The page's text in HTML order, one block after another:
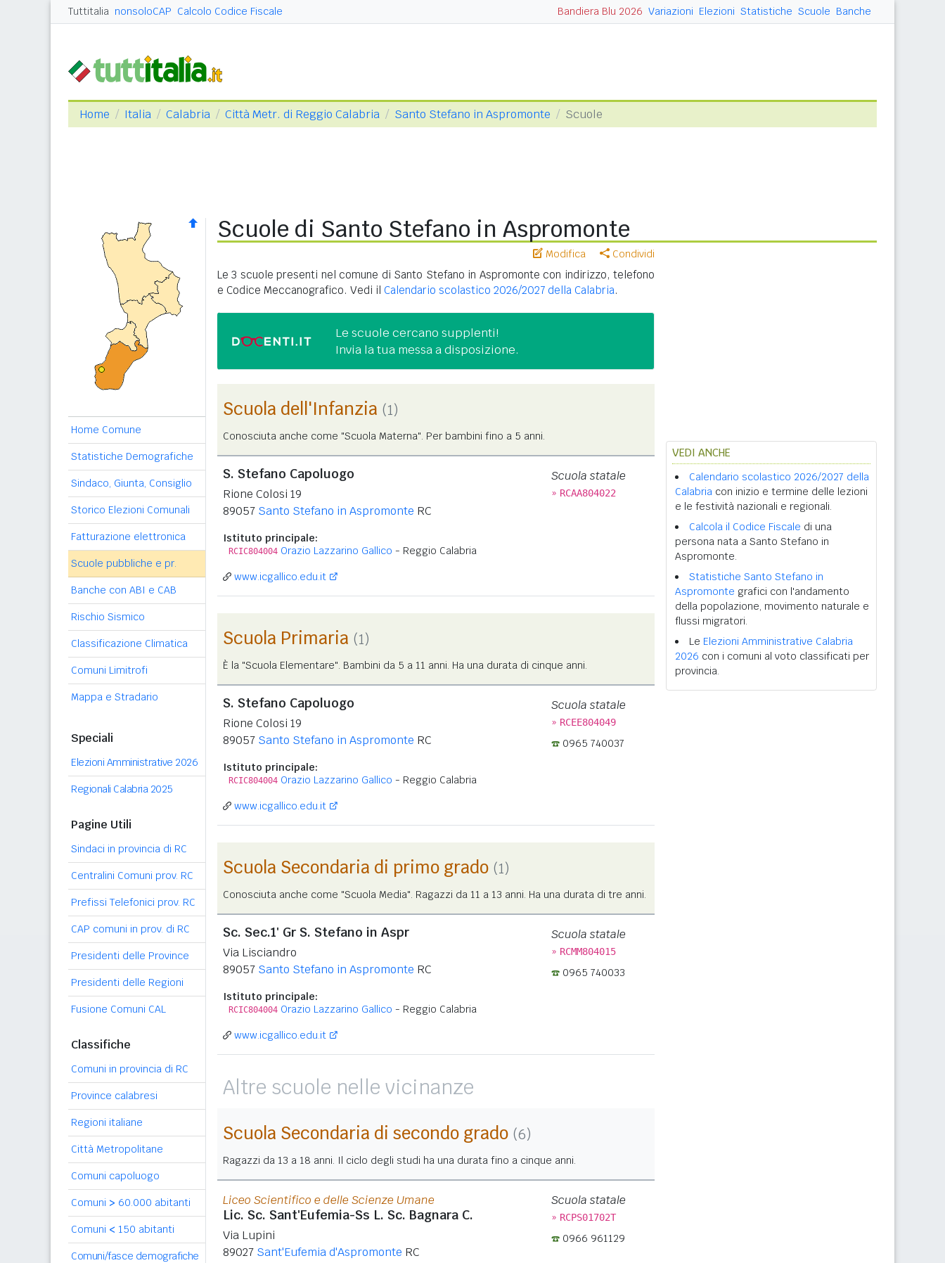
Tuttitalia nonsoloCAP Calcolo Codice Fiscale Bandiera Blu 2026 Variazioni Elezioni Statistiche Scuole Banche
Home Italia Calabria Città Metr. di Reggio Calabria Santo Stefano in Aspromonte Scuole
Home Comune
Statistiche Demografiche
Sindaco, Giunta, Consiglio
Storico Elezioni Comunali
Fatturazione elettronica
Scuole pubbliche e pr.
Banche con ABI e CAB
Rischio Sismico
Classificazione Climatica
Comuni Limitrofi
Mappa e Stradario
Speciali
Elezioni Amministrative 2026
Regionali Calabria 2025
Pagine Utili
Sindaci in provincia di RC
Centralini Comuni prov. RC
Prefissi Telefonici prov. RC
CAP comuni in prov. di RC
Presidenti delle Province
Presidenti delle Regioni
Fusione Comuni CAL
Classifiche
Comuni in provincia di RC
Province calabresi
Regioni italiane
Città Metropolitane
Comuni capoluogo
Comuni > 60.000 abitanti
Comuni < 150 abitanti
Comuni/fasce demografiche
Scuole di Santo Stefano in Aspromonte
Modifica Condividi
Le 3 scuole presenti nel comune di Santo Stefano in Aspromonte con indirizzo, telefono
e Codice Meccanografico. Vedi il Calendario scolastico 2026/2027 della Calabria.
Le scuole cercano supplenti!
Invia la tua messa a disposizione.
Scuola dell'Infanzia (1)
Conosciuta anche come "Scuola Materna". Per bambini fino a 5 anni.
S. Stefano Capoluogo
Rione Colosi 19
89057 Santo Stefano in Aspromonte RC
Istituto principale:
RCIC804004 Orazio Lazzarino Gallico - Reggio Calabria
Scuola statale
» RCAA804022
www.icgallico.edu.it
Scuola Primaria (1)
È la "Scuola Elementare". Bambini da 5 a 11 anni. Ha una durata di cinque anni.
S. Stefano Capoluogo
Rione Colosi 19
89057 Santo Stefano in Aspromonte RC
Istituto principale:
RCIC804004 Orazio Lazzarino Gallico - Reggio Calabria
Scuola statale
» RCEE804049
0965 740037
www.icgallico.edu.it
Scuola Secondaria di primo grado (1)
Conosciuta anche come "Scuola Media". Ragazzi da 11 a 13 anni. Ha una durata di tre anni.
Sc. Sec.1' Gr S. Stefano in Aspr
Via Lisciandro
89057 Santo Stefano in Aspromonte RC
Istituto principale:
RCIC804004 Orazio Lazzarino Gallico - Reggio Calabria
Scuola statale
» RCMM804015
0965 740033
www.icgallico.edu.it
Altre scuole nelle vicinanze
Scuola Secondaria di secondo grado (6)
Ragazzi da 13 a 18 anni. Il ciclo degli studi ha una durata fino a cinque anni.
Liceo Scientifico e delle Scienze Umane
Lic. Sc. Sant'Eufemia-Ss L. Sc. Bagnara C.
Via Lupini
89027 Sant'Eufemia d'Aspromonte RC
Scuola statale
» RCPS01702T
0966 961129
VEDI ANCHE
Calendario scolastico 2026/2027 della
Calabria con inizio e termine delle lezioni
e le festività nazionali e regionali.
Calcola il Codice Fiscale di una
persona nata a Santo Stefano in
Aspromonte.
Statistiche Santo Stefano in
Aspromonte grafici con l'andamento
della popolazione, movimento naturale e
flussi migratori.
Le Elezioni Amministrative Calabria
2026 con i comuni al voto classificati per
provincia.